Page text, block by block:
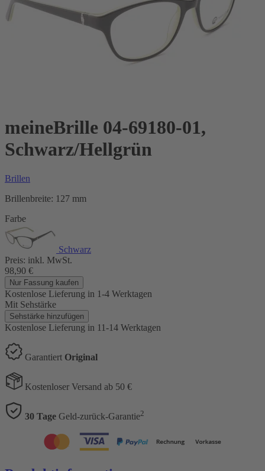
meineBrille 04-69180-01,
Schwarz/Hellgrün
Brillen
Brillenbreite: 127 mm
Farbe
Schwarz
Preis: inkl. MwSt.
98,90 €
Nur Fassung kaufen
Kostenlose Lieferung in 1-4 Werktagen
Mit Sehstärke
Sehstärke hinzufügen
Kostenlose Lieferung in 11-14 Werktagen
Garantiert Original
Kostenloser Versand ab 50 €
30 Tage Geld-zurück-Garantie2